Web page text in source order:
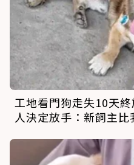
工地看門狗走失10天
人決定放手：新飼主比